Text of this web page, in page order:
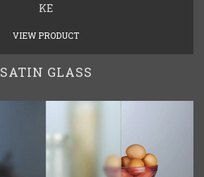
KE
VIEW PRODUCT
SATIN GLASS